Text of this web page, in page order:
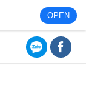
OPEN